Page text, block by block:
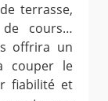
terrasse,
cours…
offrira un
couper le
fiabilité et